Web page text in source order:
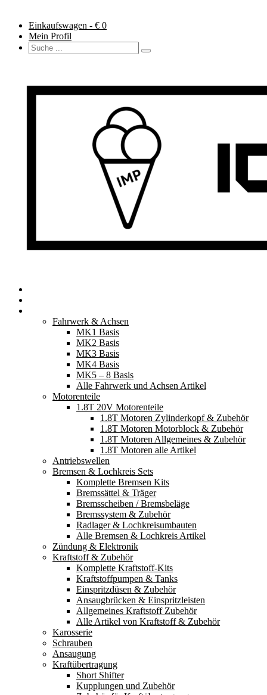
Einkaufswagen - € 0
Mein Profil
Fahrwerk & Achsen
MK1 Basis
MK2 Basis
MK3 Basis
MK4 Basis
MK5 – 8 Basis
Alle Fahrwerk und Achsen Artikel
Motorenteile
1.8T 20V Motorenteile
1.8T Motoren Zylinderkopf & Zubehör
1.8T Motoren Motorblock & Zubehör
1.8T Motoren Allgemeines & Zubehör
1.8T Motoren alle Artikel
Antriebswellen
Bremsen & Lochkreis Sets
Komplette Bremsen Kits
Bremssättel & Träger
Bremsscheiben / Bremsbeläge
Bremssystem & Zubehör
Radlager & Lochkreisumbauten
Alle Bremsen & Lochkreis Artikel
Zündung & Elektronik
Kraftstoff & Zubehör
Komplette Kraftstoff-Kits
Kraftstoffpumpen & Tanks
Einspritzdüsen & Zubehör
Ansaugbrücken & Einspritzleisten
Allgemeines Kraftstoff Zubehör
Alle Artikel von Kraftstoff & Zubehör
Karosserie
Schrauben
Ansaugung
Kraftübertragung
Short Shifter
Kupplungen und Zubehör